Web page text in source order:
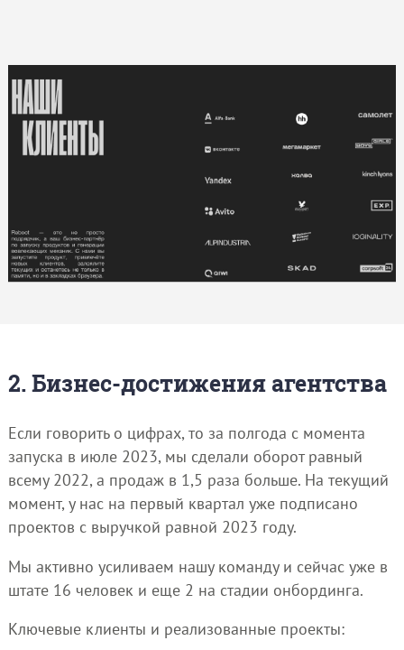
2. Бизнес-достижения агентства
Если говорить о цифрах, то за полгода с момента
запуска в июле 2023, мы сделали оборот равный
всему 2022, а продаж в 1,5 раза больше. На текущий
момент, у нас на первый квартал уже подписано
проектов с выручкой равной 2023 году.
Мы активно усиливаем нашу команду и сейчас уже в
штате 16 человек и еще 2 на стадии онбординга.
Ключевые клиенты и реализованные проекты: